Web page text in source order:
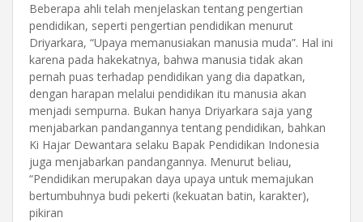
Beberapa ahli telah menjelaskan tentang pengertian
pendidikan, seperti pengertian pendidikan menurut
Driyarkara, “Upaya memanusiakan manusia muda”. Hal ini
karena pada hakekatnya, bahwa manusia tidak akan
pernah puas terhadap pendidikan yang dia dapatkan,
dengan harapan melalui pendidikan itu manusia akan
menjadi sempurna. Bukan hanya Driyarkara saja yang
menjabarkan pandangannya tentang pendidikan, bahkan
Ki Hajar Dewantara selaku Bapak Pendidikan Indonesia
juga menjabarkan pandangannya. Menurut beliau,
“Pendidikan merupakan daya upaya untuk memajukan
bertumbuhnya budi pekerti (kekuatan batin, karakter),
pikiran